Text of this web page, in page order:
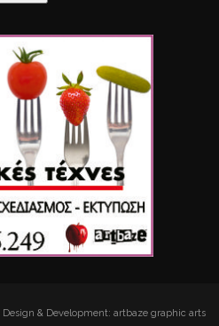
& Development: artbaze graphic arts